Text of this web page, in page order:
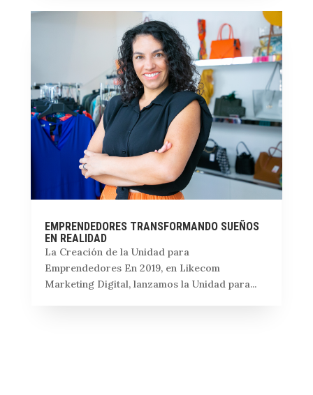
EMPRENDEDORES TRANSFORMANDO SUEÑOS
EN REALIDAD
La Creación de la Unidad para
Emprendedores En 2019, en Likecom
Marketing Digital, lanzamos la Unidad para...